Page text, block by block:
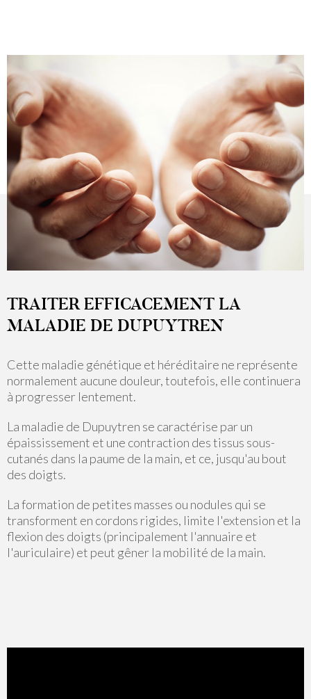
TRAITER EFFICACEMENT LA
MALADIE DE DUPUYTREN
Cette maladie génétique et héréditaire ne représente
normalement aucune douleur, toutefois, elle continuera
à progresser lentement.
La maladie de Dupuytren se caractérise par un
épaississement et une contraction des tissus sous-
cutanés dans la paume de la main, et ce, jusqu'au bout
des doigts.
La formation de petites masses ou nodules qui se
transforment en cordons rigides, limite l'extension et la
flexion des doigts (principalement l'annuaire et
l'auriculaire) et peut gêner la mobilité de la main.